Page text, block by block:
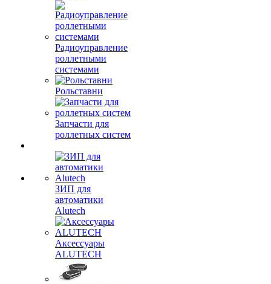
Радиоуправление
роллетными
системами
Рольставни
Запчасти для
роллетных систем
ЗИП для
автоматики
Alutech
Аксессуары
ALUTECH